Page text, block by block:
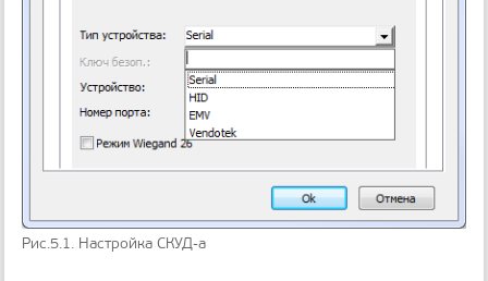
Рис.5.1. Настройка СКУД-а